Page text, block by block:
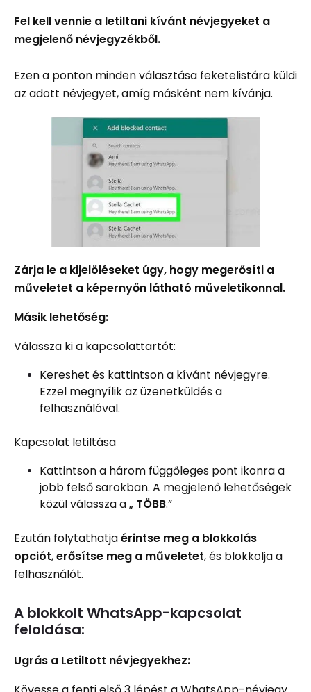
Fel kell vennie a letiltani kívánt névjegyeket a
megjelenő névjegyzékből.
Ezen a ponton minden választása feketelistára küldi
az adott névjegyet, amíg másként nem kívánja.
Zárja le a kijelöléseket úgy, hogy megerősíti a
műveletet a képernyőn látható műveletikonnal.
Másik lehetőség:
Válassza ki a kapcsolattartót:
Kereshet és kattintson a kívánt névjegyre.
Ezzel megnyílik az üzenetküldés a
felhasználóval.
Kapcsolat letiltása
Kattintson a három függőleges pont ikonra a
jobb felső sarokban. A megjelenő lehetőségek
közül válassza a „ TÖBB.”
Ezután folytathatjaérintse meg a blokkolás
opciót,erősítse meg a műveletet, és blokkolja a
felhasználót.
A blokkolt WhatsApp-kapcsolat
feloldása:
Ugrás a Letiltott névjegyekhez: